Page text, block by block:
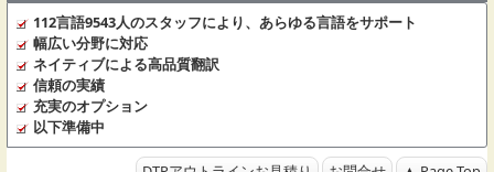
112言語9543人のスタッフにより、あらゆる言語をサポート
幅広い分野に対応
ネイティブによる高品質翻訳
信頼の実績
充実のオプション
以下準備中